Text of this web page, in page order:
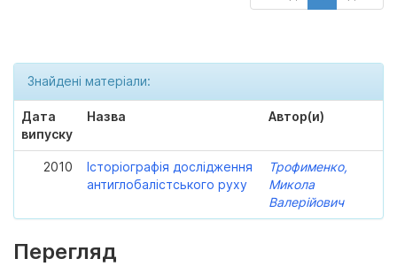
Знайдені матеріали:
Дата
випуску
Назва Автор(и)
2010
Історіографія дослідження
антиглобалістського руху
Трофименко,
Микола
Валерійович
Перегляд